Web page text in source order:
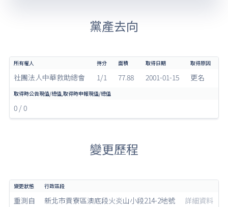
黨產去向
社團法人中華救助總會 1/1 77.88 2001-01-15 更名
0 / 0
變更歷程
重測自 新北市貢寮區澳底段火炎山小段214-2地號 詳細資料